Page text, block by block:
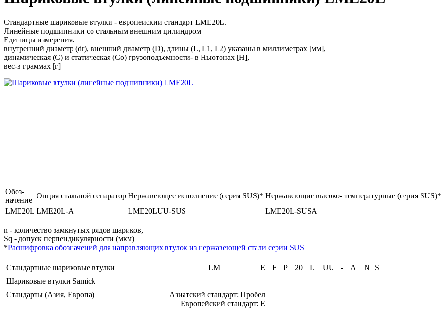
Cтандартные шариковые втулки - европейский стандарт LME20L.
Линейные подшипники со стальным внешним цилиндром.
Единицы измерения:
внутренний диаметр (dr), внешний диаметр (D), длины (L, L1, L2) указаны в миллиметрах [мм],
динамическая (C) и статическая (Co) грузоподъемности- в Ньютонах [H],
вес-в граммах [г]
Обоз-
начение
Опция стальной сепаратор Нержавеющее исполнение (серия SUS)* Нержавеющие высоко- температурные (серия SUS)*
LME20L LME20L-A LME20LUU-SUS LME20L-SUSA
n - количество замкнутых рядов шариков,
Sq - допуск перпендикулярности (мкм)
*Расшифровка обозначений для направляющих втулок из нержавеющей стали серии SUS
Стандартные шариковые втулки LM E F P 20 L UU - A N
S
Шариковые втулки Samick
Стандарты (Азия, Европа)
Азиатский стандарт: Пробел
Европейский стандарт: E